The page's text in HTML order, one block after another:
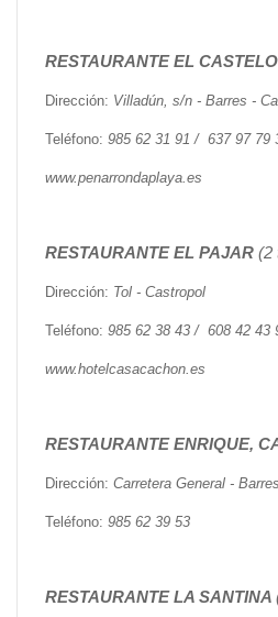
RESTAURANTE EL CASTELO
Dirección: Villadún, s/n - Barres -
Teléfono: 985 62 31 91 / 637 97 79
www.penarrondaplaya.es
RESTAURANTE EL PAJAR (2
Dirección: Tol - Castropol
Teléfono: 985 62 38 43 / 608 42 43
www.hotelcasacachon.es
RESTAURANTE ENRIQUE,
Dirección: Carretera General -
Teléfono: 985 62 39 53
RESTAURANTE LA SANTINA